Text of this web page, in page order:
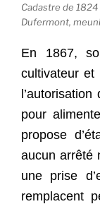
Cadastre de
Dufermont,
En 1867,
cultivateur et
pour
propose
aucun arrêté
une prise
remplacent